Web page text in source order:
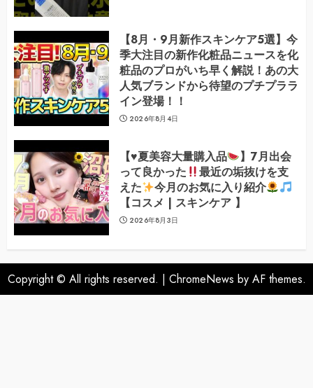
【8月・9月新作スキンケア5選】今
季大注目の新作化粧品ニュースを化
粧品のプロがいち早く解説！あの大
人気ブランドから待望のプチプララ
イン登場！！
2026年8月4日
【♥️夏美容大量購入品
】7月出会
って良かった
最近の垢抜けを支
えた
今月のお気に入り紹介
【コスメ | スキンケア 】
2026年8月3日
Copyright © All rights reserved. | ChromeNews by AF themes.